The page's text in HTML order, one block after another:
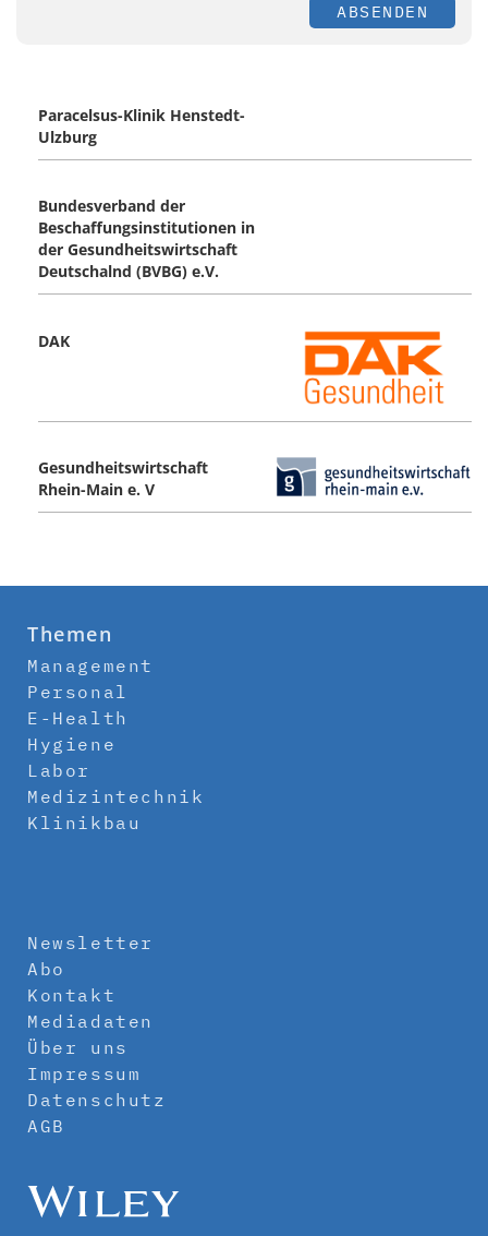
ABSENDEN
Paracelsus-Klinik Henstedt-
Ulzburg
Bundesverband der
Beschaffungsinstitutionen in
der Gesundheitswirtschaft
Deutschalnd (BVBG) e.V.
DAK
Gesundheitswirtschaft
Rhein-Main e. V
Themen
Management
Personal
E-Health
Hygiene
Labor
Medizintechnik
Klinikbau
Newsletter
Abo
Kontakt
Mediadaten
Über uns
Impressum
Datenschutz
AGB